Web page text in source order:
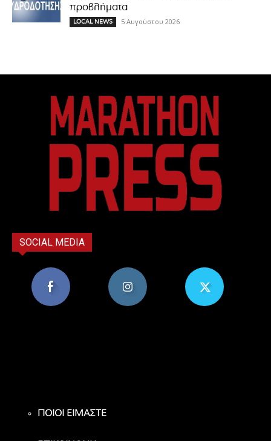
προβλήματα
LOCAL NEWS 5 Αυγούστου 2026
SOCIAL MEDIA
ΠΟΙΟΙ ΕΙΜΑΣΤΕ